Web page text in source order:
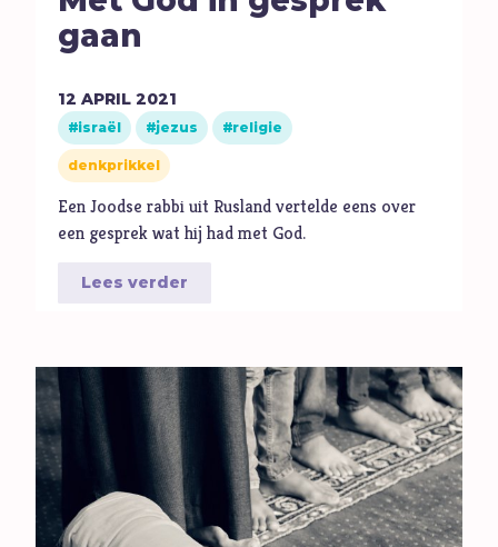
gaan
12 APRIL 2021
israël jezus religie
denkprikkel
Een Joodse rabbi uit Rusland vertelde eens over
een gesprek wat hij had met God.
Lees verder